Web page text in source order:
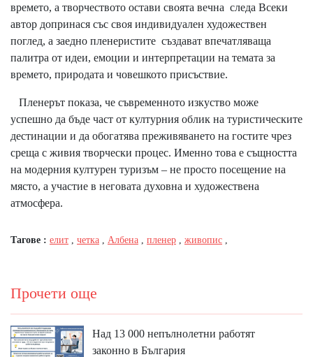
времето, а творчеството остави своята вечна следа Всеки
автор допринася със своя индивидуален художествен
поглед, а заедно пленеристите създават впечатляваща
палитра от идеи, емоции и интерпретации на темата за
времето, природата и човешкото присъствие.
Пленерът показа, че съвременното изкуство може
успешно да бъде част от културния облик на туристическите
дестинации и да обогатява преживяването на гостите чрез
среща с живия творчески процес. Именно това е същността
на модерния културен туризъм – не просто посещение на
място, а участие в неговата духовна и художествена
атмосфера.
Тагове : елит четка Албена пленер живопис
Прочети още
Над 13 000 непълнолетни работят
законно в България